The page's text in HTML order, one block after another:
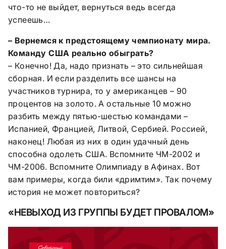
что-то не выйдет, вернуться ведь всегда
успеешь…
– Вернемся к предстоящему чемпионату мира.
Команду США реально обыграть?
– Конечно! Да, надо признать – это сильнейшая
сборная. И если разделить все шансы на
участников турнира, то у американцев – 90
процентов на золото. А остальные 10 можно
разбить между пятью-шестью командами –
Испанией, Францией, Литвой, Сербией. Россией,
наконец! Любая из них в один удачный день
способна одолеть США. Вспомните ЧМ-2002 и
ЧМ-2006. Вспомните Олимпиаду в Афинах. Вот
вам примеры, когда били «дримтим». Так почему
история не может повториться?
«НЕВЫХОД ИЗ ГРУППЫ БУДЕТ ПРОВАЛОМ»